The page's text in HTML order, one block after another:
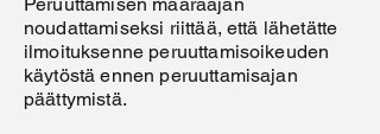
noudattamiseksi riittää, että lähetätte
ilmoituksenne peruuttamisoikeuden
käytöstä ennen peruuttamisajan
päättymistä.